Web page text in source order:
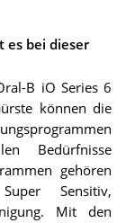
es bei dieser
B iO Series 6
können die
Bedürfnisse
gehören
Sensitiv,
Mit den